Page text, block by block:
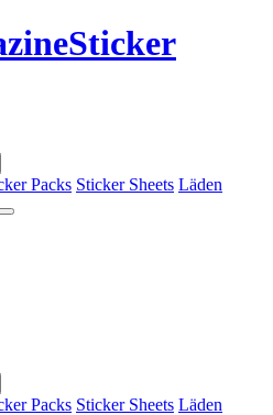
Sticker
Packs Sticker Sheets Läden
Packs Sticker Sheets Läden